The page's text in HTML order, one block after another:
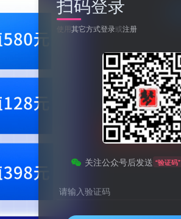
低操作简单，轻松日入3张
立即购买
保存购买订单。微信支付联系微信：chen185599521
使用其它方式登录或注册
关注公众号后发送 “验证码”
请输入验证码